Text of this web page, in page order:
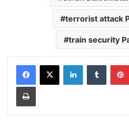
terrorist attack
train security
LinkedInTumblr
Print